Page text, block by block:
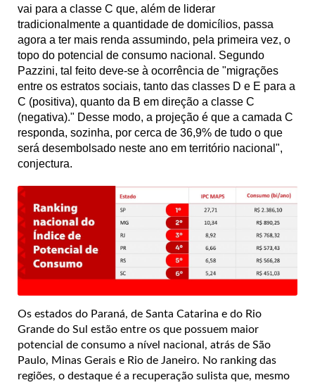
vai para a classe C que, além de liderar
tradicionalmente a quantidade de domicílios, passa
agora a ter mais renda assumindo, pela primeira vez, o
topo do potencial de consumo nacional. Segundo
Pazzini, tal feito deve-se à ocorrência de "migrações
entre os estratos sociais, tanto das classes D e E para a
C (positiva), quanto da B em direção a classe C
(negativa)." Desse modo, a projeção é que a camada C
responda, sozinha, por cerca de 36,9% de tudo o que
será desembolsado neste ano em território nacional",
conjectura.
Os estados do Paraná, de Santa Catarina e do Rio
Grande do Sul estão entre os que possuem maior
potencial de consumo a nível nacional, atrás de São
Paulo, Minas Gerais e Rio de Janeiro. No ranking das
regiões, o destaque é a recuperação sulista que, mesmo